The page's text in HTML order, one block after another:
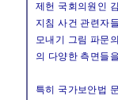
제헌 국회의원인
지침 사건 관련자
모내기 그림 파문
의 다양한 측면들
특히 국가보안법